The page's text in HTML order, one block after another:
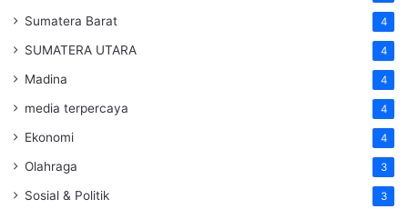
Sumatera Barat 4
SUMATERA UTARA 4
Madina 4
media terpercaya 4
Ekonomi 4
Olahraga 3
Sosial & Politik 3